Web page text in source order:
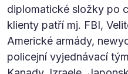
diplomatické složky po
klienty patří mj. FBI,
Americké armády,
policejní vyjednávací